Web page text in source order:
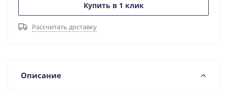
Купить в 1 клик
Рассчитать доставку
Описание